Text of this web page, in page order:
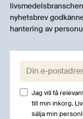
nyhetsbrev
hantering av
E-post:
Jag vill få
till min inkorg.
sälja min